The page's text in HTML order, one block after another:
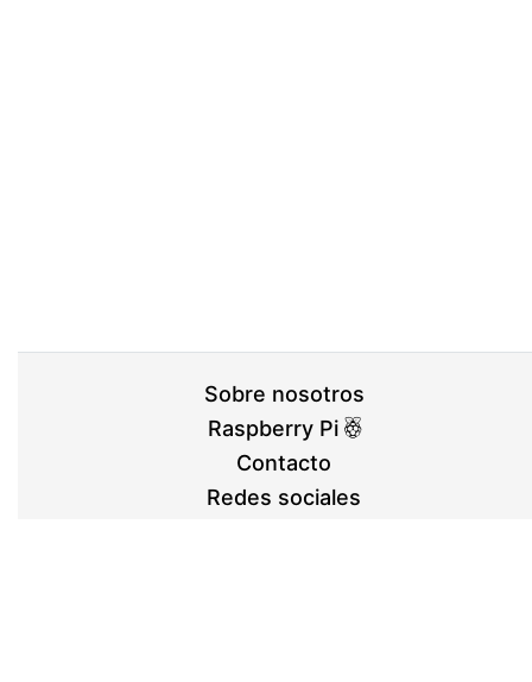
Sobre nosotros
Raspberry Pi
Contacto
Redes sociales